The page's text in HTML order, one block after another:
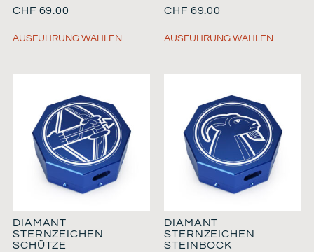
CHF 69.00
AUSFÜHRUNG WÄHLEN
CHF 69.00
AUSFÜHRUNG WÄHLEN
DIAMANT
STERNZEICHEN
SCHÜTZE
DIAMANT
STERNZEICHEN
STEINBOCK